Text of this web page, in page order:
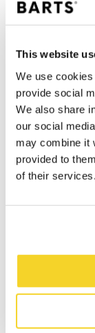
This website
We use
provide social
We also share
our social
may combine it
provided to
of their services.
worden